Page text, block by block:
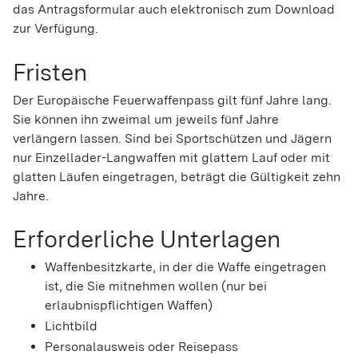
das Antragsformular auch elektronisch zum Download
zur Verfügung.
Fristen
Der Europäische Feuerwaffenpass gilt fünf Jahre lang.
Sie können ihn zweimal um jeweils fünf Jahre
verlängern lassen. Sind bei Sportschützen und Jägern
nur Einzellader-Langwaffen mit glattem Lauf oder mit
glatten Läufen eingetragen, beträgt die Gültigkeit zehn
Jahre.
Erforderliche Unterlagen
Waffenbesitzkarte, in der die Waffe eingetragen
ist, die Sie mitnehmen wollen (nur bei
erlaubnispflichtigen Waffen)
Lichtbild
Personalausweis oder Reisepass